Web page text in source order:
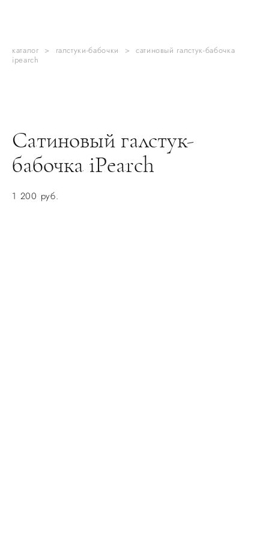
каталог > галстуки-бабочки > сатиновый галстук-бабочка
ipearch
Сатиновый галстук-
бабочка iPearch
1 200 pуб.